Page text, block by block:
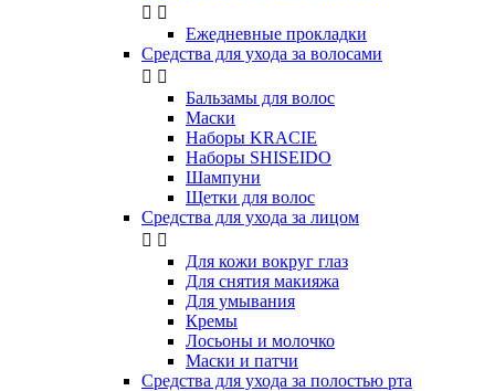
 
Ежедневные прокладки
Средства для ухода за волосами
 
Бальзамы для волос
Маски
Наборы KRACIE
Наборы SHISEIDO
Шампуни
Щетки для волос
Средства для ухода за лицом
 
Для кожи вокруг глаз
Для снятия макияжа
Для умывания
Кремы
Лосьоны и молочко
Маски и патчи
Средства для ухода за полостью рта